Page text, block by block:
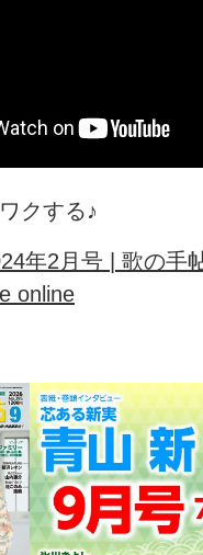
クする♪
年2月号 | 歌の手
online